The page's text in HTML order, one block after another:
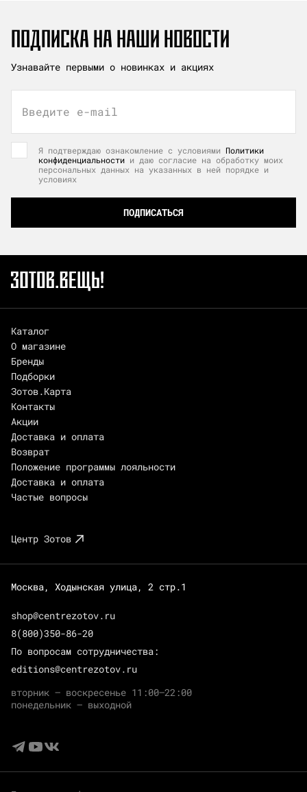
ПОДПИСКА НА НАШИ НОВОСТИ
Узнавайте первыми о новинках и акциях
Введите e-mail
Я подтверждаю ознакомление с условиями Политики
конфиденциальности и даю согласие на обработку моих
персональных данных на указанных в ней порядке и
условиях
ПОДПИСАТЬСЯ
Каталог
О магазине
Бренды
Подборки
Зотов.Карта
Контакты
Акции
Доставка и оплата
Возврат
Положение программы лояльности
Доставка и оплата
Частые вопросы
Центр Зотов
Москва, Ходынская улица, 2 стр.1
shop@centrezotov.ru
8(800)350-86-20
По вопросам сотрудничества:
editions@centrezotov.ru
вторник — воскресенье 11:00–22:00
понедельник — выходной